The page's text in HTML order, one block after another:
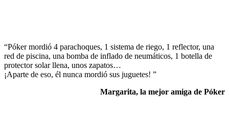
“Póker mordió 4 parachoques, 1 sistema de riego, 1 reflector, una
red de piscina, una bomba de inflado de neumáticos, 1 botella de
protector solar llena, unos zapatos…
¡Aparte de eso, él nunca mordió sus juguetes! ”
Margarita, la mejor amiga de Póker